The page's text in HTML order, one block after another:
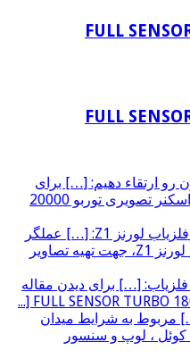
رو ارتقاء دهیم: […] برای
دیدن مقاله مشابه کلیک کنید اسکنر تصویری توربو 20000
عملگر (Data logger (DLOG فلزیاب لورنز Z1: […] عملگر
(Data logger (DLOG فلزیاب لورنز Z1، جهت تهیه تصاویر
[…] برای دیدن مقاله
مربوط به شرایط میدان
، لوپ و سنسور